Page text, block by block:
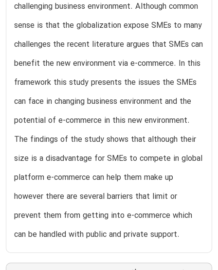
challenging business environment. Although common
sense is that the globalization expose SMEs to many
challenges the recent literature argues that SMEs can
benefit the new environment via e-commerce. In this
framework this study presents the issues the SMEs
can face in changing business environment and the
potential of e-commerce in this new environment.
The findings of the study shows that although their
size is a disadvantage for SMEs to compete in global
platform e-commerce can help them make up
however there are several barriers that limit or
prevent them from getting into e-commerce which
can be handled with public and private support.